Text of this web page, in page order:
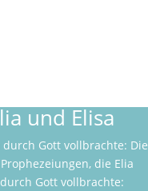
und Elisa
Gott vollbrachte: Die
die Elia
Gott vollbrachte: